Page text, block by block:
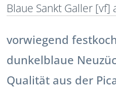
Blaue Sankt Galler [vf]
vorwiegend
dunkelblaue
Qualität aus der